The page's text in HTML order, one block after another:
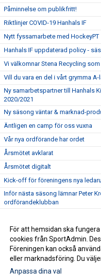
Påminnelse om publikfritt!
Riktlinjer COVID-19 Hanhals IF
Nytt fyssamarbete med HockeyPT
Hanhals IF uppdaterad policy -
Vi välkomnar Stena Recycling
Vill du vara en del i vårt grymma
Ny samarbetspartner till Hanhals
2020/2021
Ny säsong väntar & marknad-
Äntligen en camp för oss vuxna
Vår nya ordförande har ordet
Årsmötet avklarat
Årsmötet digitalt
Kick-off för föreningens nya
Inför nästa säsong lämnar Peter
ordförandeklubban
Hanhals Kings sluter avtal med
Vi är Hanhals Kings
För att hemsidan ska
cookies från SportAdmin.
Föreningen kan också
eller marknadsföring. Du
Anpassa dina val